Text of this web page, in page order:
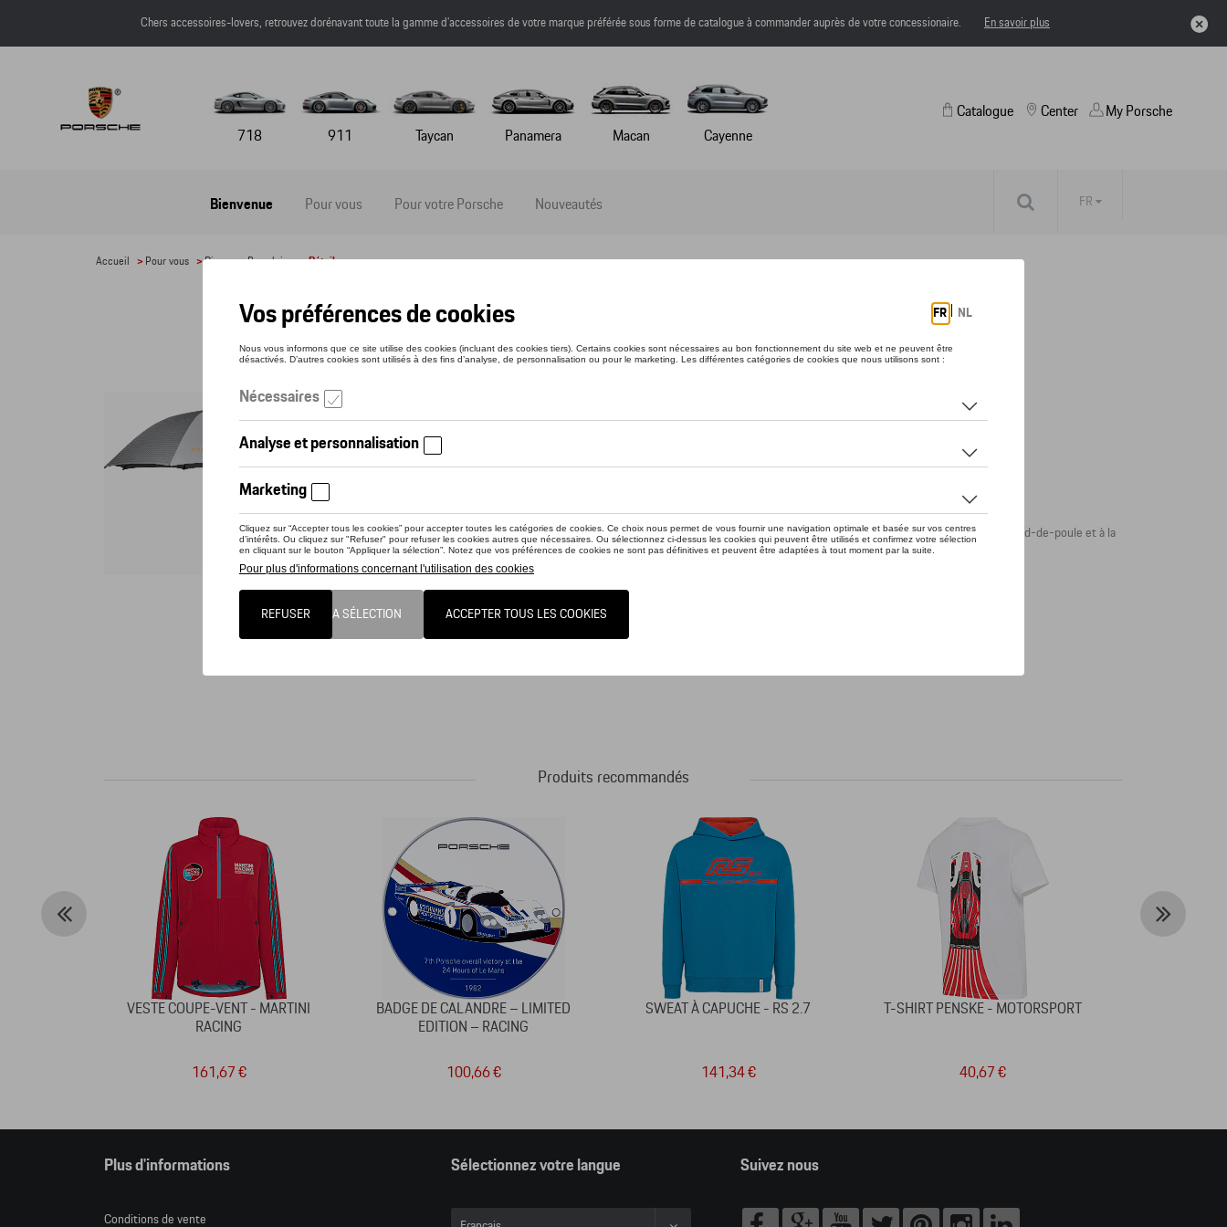
Chers accessoires-lovers, retrouvez dorénavant toute la gamme d’accessoires de votre marque préférée sous forme de catalogue à commander auprès de votre concessionaire. En savoir plus
718 911 Taycan Panamera Macan Cayenne
Catalogue
Bienvenue Pour vous Pour votre Porsche Nouveautés
Center My Porsche
FR
Accueil > Pour vous >Divers >Parapluies > Détail
PARAPLUIE – HERITAGE
Référence: WAP0500810PHKR
Vérifiez la disponibilité auprès de votre concessionnaire
Ce produit n'est actuellement pas de stock
Heritage Design. Ce parapluie maniable fait revivre le style des années 1960 au quotidien, grâce à son revêtement gris au motif pied-de-poule et à la
signature « PORSCHE » couleur dorée. Le mécanisme automatique facilite l'ouverture et la fermeture.
Produits recommandés
VESTE COUPE-VENT - MARTINI
RACING
161,67 €
BADGE DE CALANDRE – LIMITED
EDITION – RACING
100,66 €
SWEAT À CAPUCHE - RS 2.7
141,34 €
T-SHIRT PENSKE - MOTORSPORT
40,67 €
Plus d'informations
Conditions de vente
Sélectionnez votre langue Suivez nous